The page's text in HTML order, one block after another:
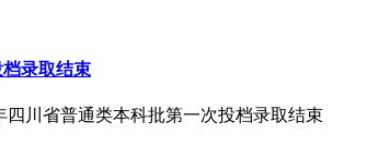
录取结束
四川省普通类本科批第一次投档录取结束